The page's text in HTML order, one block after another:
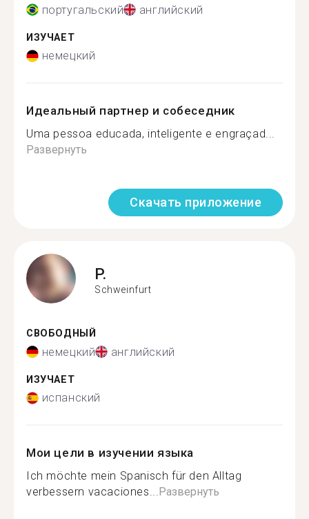
португальский английский
ИЗУЧАЕТ
немецкий
Идеальный партнер и собеседник
Uma pessoa educada, inteligente e engraçad...
Развернуть
Скачать приложение
P.
Schweinfurt
СВОБОДНЫЙ
немецкий английский
ИЗУЧАЕТ
испанский
Мои цели в изучении языка
Ich möchte mein Spanisch für den Alltag
verbessern vacaciones...Развернуть